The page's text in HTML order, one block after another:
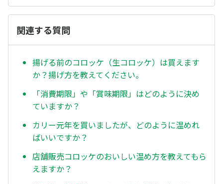
関連する質問
揚げる前のコロッケ（生コロッケ）は買えます
か？揚げ方を教えてください。
「消費期限」や「賞味期限」はどのように決め
ていますか？
カリー元年を買いましたが、どのように温めれ
ばいいですか？
店舗販売コロッケのおいしい温め方を教えてもら
えますか？